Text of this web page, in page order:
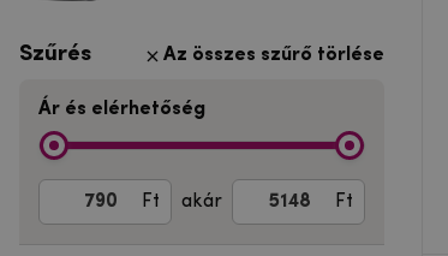
Szűrés Az összes szűrő törlése
Ár és elérhetőség
Ft akár Ft